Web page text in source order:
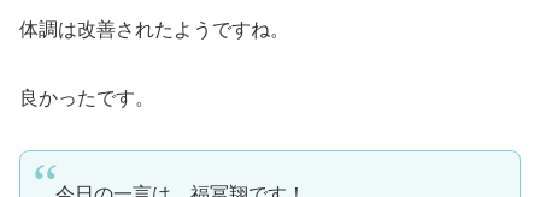
体調は改善されたようですね。
良かったです。